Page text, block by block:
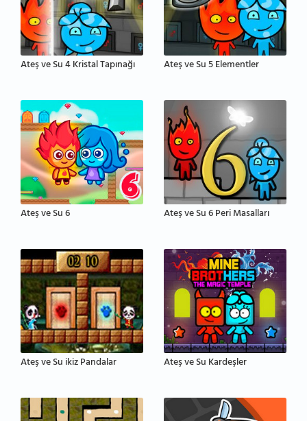
Ateş ve Su 4 Kristal Tapınağı Ateş ve Su 5 Elementler
Ateş ve Su 6 Ateş ve Su 6 Peri Masalları
Ateş ve Su ikiz Pandalar Ateş ve Su Kardeşler